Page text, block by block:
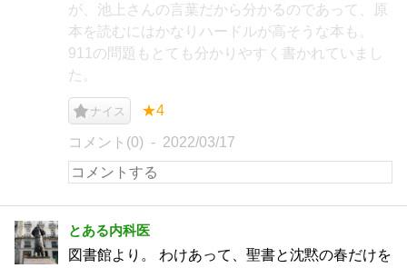
が、池上さんの言葉だから分かるのであって、原
本を読むにはかなりハードルが高そうな本も。
911の問題もとても分かりやすく書かれていまし
た。
ナイス ★4
コメント(0) 2022/03/17
とある内科医
図書館より。 わけあって、聖書と沈黙の春だけを